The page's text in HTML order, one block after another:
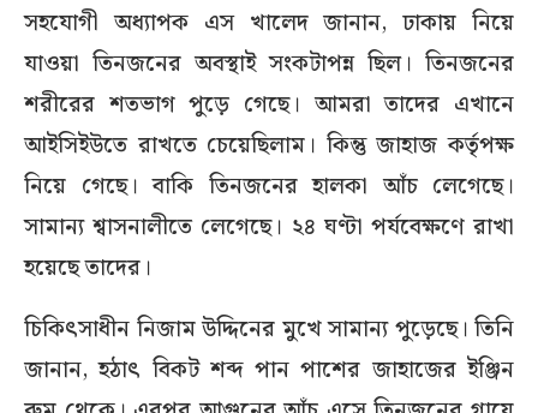
সহযোগী অধ্যাপক এস খালেদ জানান, ঢাকায় নিয়ে
যাওয়া তিনজনের অবস্থাই সংকটাপন্ন ছিল। তিনজনের
শরীরের শতভাগ পুড়ে গেছে। আমরা তাদের এখানে
আইসিইউতে রাখতে চেয়েছিলাম। কিন্তু জাহাজ কর্তৃপক্ষ
নিয়ে গেছে। বাকি তিনজনের হালকা আঁচ লেগেছে।
সামান্য শ্বাসনালীতে লেগেছে। ২৪ ঘণ্টা পর্যবেক্ষণে রাখা
হয়েছে তাদের।
চিকিৎসাধীন নিজাম উদ্দিনের মুখে সামান্য পুড়েছে। তিনি
জানান, হঠাৎ বিকট শব্দ পান পাশের জাহাজের ইঞ্জিন